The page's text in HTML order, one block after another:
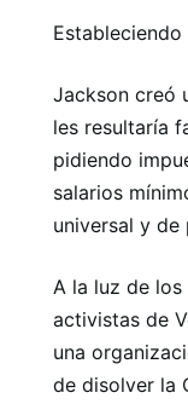
Jackson creó
les resultaría
pidiendo
salarios
universal y de
A la luz de
activistas de
una
de disolver la